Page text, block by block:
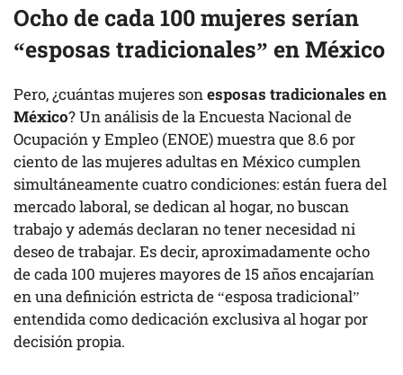
Ocho de cada 100 mujeres serían
“esposas tradicionales” en México
Pero, ¿cuántas mujeres sonesposas tradicionales en
México? Un análisis de la Encuesta Nacional de
Ocupación y Empleo (ENOE) muestra que 8.6 por
ciento de las mujeres adultas en México cumplen
simultáneamente cuatro condiciones: están fuera del
mercado laboral, se dedican al hogar, no buscan
trabajo y además declaran no tener necesidad ni
deseo de trabajar. Es decir, aproximadamente ocho
de cada 100 mujeres mayores de 15 años encajarían
en una definición estricta de “esposa tradicional”
entendida como dedicación exclusiva al hogar por
decisión propia.